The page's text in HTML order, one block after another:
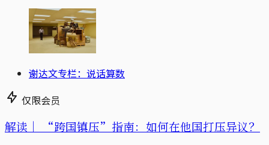
谢达文专栏：说话算数
仅限会员
解读｜ “跨国镇压”指南：如何在他国打压异议？